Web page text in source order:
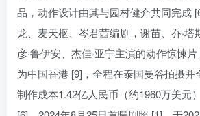
品，动作设计由其与园村健介共同完成
龙、麦天枢、岑君茜编剧，谢苗、乔·
彦·鲁伊安、杰佳·亚宁主演的动作惊悚
为中国香港 [9]，全程在泰国曼谷拍摄并
制作成本1.42亿人民币（约1960万美元